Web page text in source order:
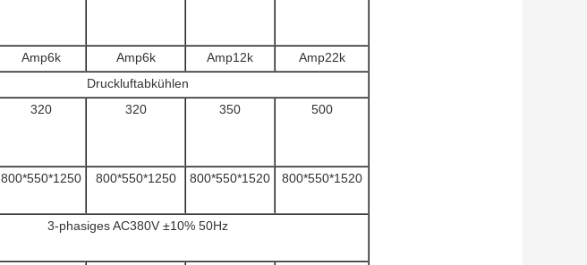
Amp6k Amp6k Amp12k
Amp22k
Druckluftabkühlen
320 320 350 500
800*550*1250 800*550*1250 800*550*1520 800*550*1520
3-phasiges AC380V ±10% 50Hz